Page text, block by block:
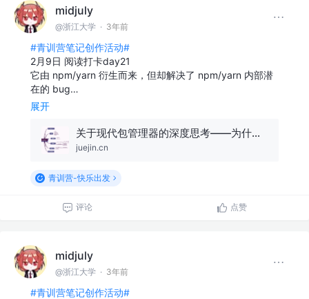
midjuly
@浙江大学 · 3年前
#青训营笔记创作活动#
2月9日 阅读打卡day21
它由 npm/yarn 衍生而来，但却解决了 npm/yarn 内部潜
在的 bug…
展开
关于现代包管理器的深度思考——为什么现在我更推荐 pnpm 而不是 npm/yarn?
juejin.cn
青训营-快乐出发
评论 点赞
midjuly
@浙江大学 · 3年前
#青训营笔记创作活动#